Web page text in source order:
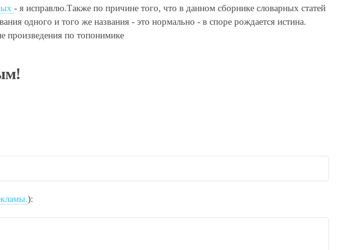
- я исправлю.Также по причине того, что в данном сборнике словарных статей
одного и того же названия - это нормально - в споре рождается истина.
произведения по топонимике
):